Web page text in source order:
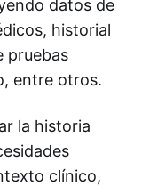
datos de
historial
pruebas
entre otros.
la historia
clínico,